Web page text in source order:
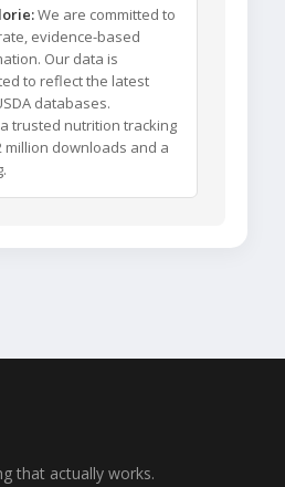
We are committed to
evidence-based
Our data is
to reflect the latest
databases.
trusted nutrition tracking
million downloads and a
that actually works.